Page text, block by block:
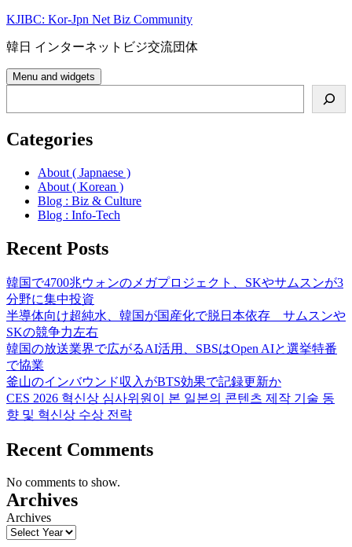
Skip
content
KJIBC: Kor-Jpn Net Biz Community
韓日 インターネットビジ交流団体
Menu and widgets
Categories
About ( Japnaese )
About ( Korean )
Blog : Biz & Culture
Blog : Info-Tech
Recent Posts
韓国で4700兆ウォンのメガプロジェクト、SKやサムスンが3
分野に集中投資
半導体向け超純水、韓国が国産化で脱日本依存 サムスンや
SKの競争力左右
韓国の放送業界で広がるAI活用、SBSはOpen AIと選挙特番
で協業
釜山のインバウンド収入がBTS効果で記録更新か
CES 2026 혁신상 심사위원이 본 일본의 콘텐츠 제작 기술 동
향 및 혁신상 수상 전략
Recent Comments
No comments to show.
Archives
Archives